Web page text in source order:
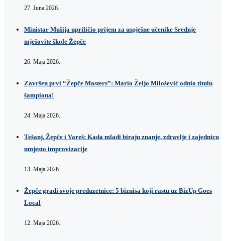
27. Juna 2026.
Ministar Mušija upriličio prijem za uspješne učenike Srednje
mješovite škole Žepče
26. Maja 2026.
Završen prvi “Žepče Masters”: Mario Željo Milošević odnio titulu
šampiona!
24. Maja 2026.
Tešanj, Žepče i Vareš: Kada mladi biraju znanje, zdravlje i zajednicu
umjesto improvizacije
13. Maja 2026.
Žepče gradi svoje preduzetnice: 5 biznisa koji rastu uz BizUp Goes
Local
12. Maja 2026.